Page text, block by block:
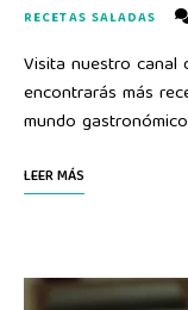
RECETAS SALADAS
Visita nuestro canal
encontrarás más
mundo
LEER MÁS